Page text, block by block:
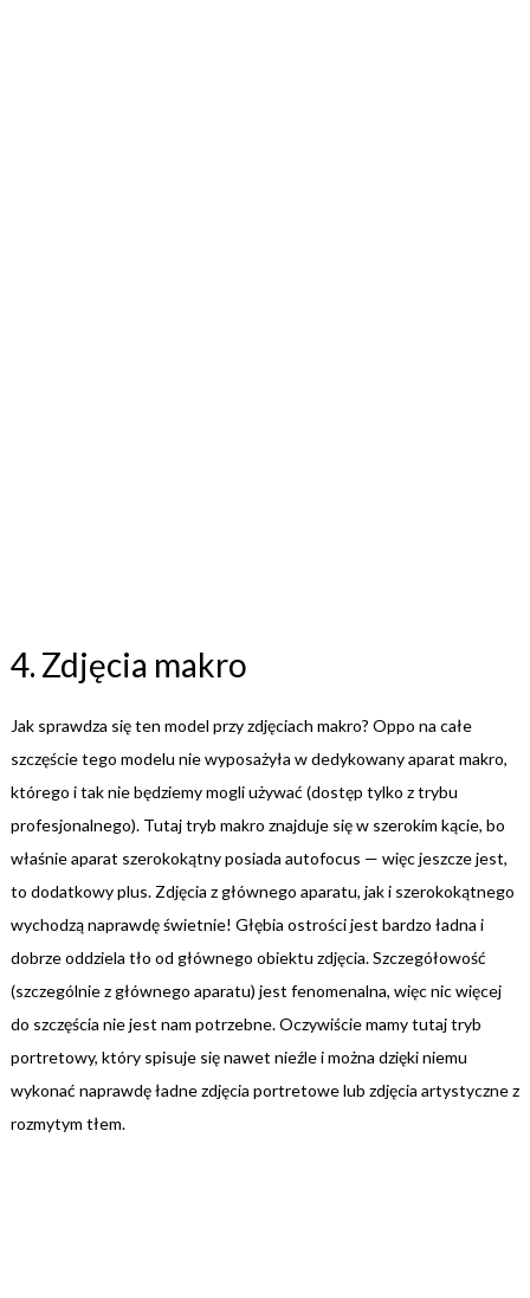
4. Zdjęcia makro
Jak sprawdza się ten model przy zdjęciach makro? Oppo na całe
szczęście tego modelu nie wyposażyła w dedykowany aparat makro,
którego i tak nie będziemy mogli używać (dostęp tylko z trybu
profesjonalnego). Tutaj tryb makro znajduje się w szerokim kącie, bo
właśnie aparat szerokokątny posiada autofocus — więc jeszcze jest,
to dodatkowy plus. Zdjęcia z głównego aparatu, jak i szerokokątnego
wychodzą naprawdę świetnie! Głębia ostrości jest bardzo ładna i
dobrze oddziela tło od głównego obiektu zdjęcia. Szczegółowość
(szczególnie z głównego aparatu) jest fenomenalna, więc nic więcej
do szczęścia nie jest nam potrzebne. Oczywiście mamy tutaj tryb
portretowy, który spisuje się nawet nieźle i można dzięki niemu
wykonać naprawdę ładne zdjęcia portretowe lub zdjęcia artystyczne z
rozmytym tłem.